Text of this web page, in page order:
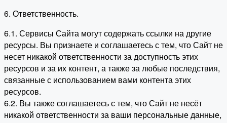
6. Ответственность.
6.1. Сервисы Сайта могут содержать ссылки на другие
ресурсы. Вы признаете и соглашаетесь с тем, что Сайт не
несет никакой ответственности за доступность этих
ресурсов и за их контент, а также за любые последствия,
связанные с использованием вами контента этих
ресурсов.
6.2. Вы также соглашаетесь с тем, что Сайт не несёт
никакой ответственности за ваши персональные данные,